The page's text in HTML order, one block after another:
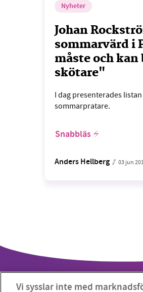
Nyheter
Johan
sommarvärd i
måste och
skötare"
I dag presenterades
sommarpratare.
Snabbläs
Anders Hellberg 03 jun
Vi sysslar inte med